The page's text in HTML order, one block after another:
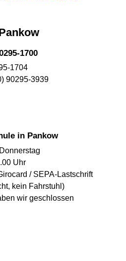
1700
1704
90295-3939
in Pankow
Uhr
/ SEPA-Lastschrift
kein Fahrstuhl)
wir geschlossen